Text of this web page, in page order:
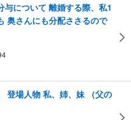
について 離婚する際、私1
奥さんにも分配ささるので
登場人物 私、姉、妹 （父の